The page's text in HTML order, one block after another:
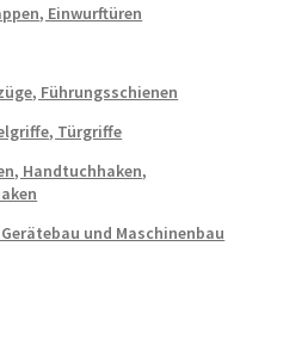
Einwurftüren
Führungsschienen
Türgriffe
Handtuchhaken,
und Maschinenbau